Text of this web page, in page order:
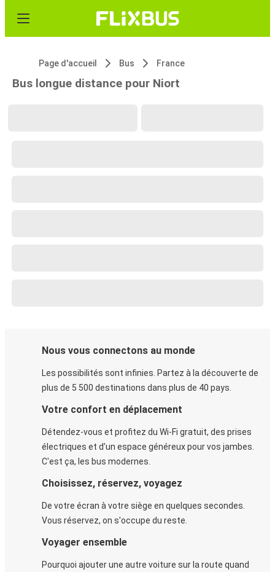
Page d'accueil Bus France
Bus longue distance pour Niort
Nous vous connectons au monde
Les possibilités sont infinies. Partez à la découverte de
plus de 5 500 destinations dans plus de 40 pays.
Votre confort en déplacement
Détendez-vous et profitez du Wi-Fi gratuit, des prises
électriques et d’un espace généreux pour vos jambes.
C'est ça, les bus modernes.
Choisissez, réservez, voyagez
De votre écran à votre siège en quelques secondes.
Vous réservez, on s'occupe du reste.
Voyager ensemble
Pourquoi ajouter une autre voiture sur la route quand